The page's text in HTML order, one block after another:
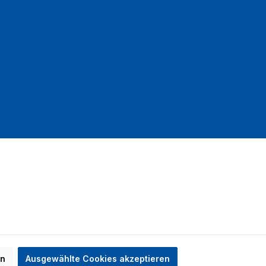
Ausgewählte Cookies akzeptieren